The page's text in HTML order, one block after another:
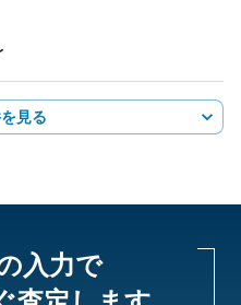
見る
入力で